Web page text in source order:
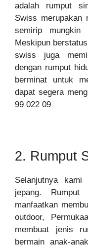
adalah rumput
Swiss merupakan
semirip mungkin
Meskipun
swiss juga
dengan rumput
berminat untuk
dapat segera
99 022 09
2. Rumput
Selanjutnya
jepang.
manfaatkan
outdoor,
membuat jenis
bermain anak-